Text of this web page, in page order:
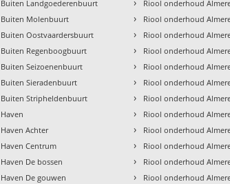
Landgoederenbuurt
Molenbuurt
Oostvaardersbuurt
Regenboogbuurt
Seizoenenbuurt
Sieradenbuurt
Stripheldenbuurt
Achter
Centrum
De bossen
De gouwen
Riool onderhoud
› Riool onderhoud
› Riool onderhoud
› Riool onderhoud
› Riool onderhoud
› Riool onderhoud
› Riool onderhoud
› Riool onderhoud
› Riool onderhoud
› Riool onderhoud
› Riool onderhoud
› Riool onderhoud